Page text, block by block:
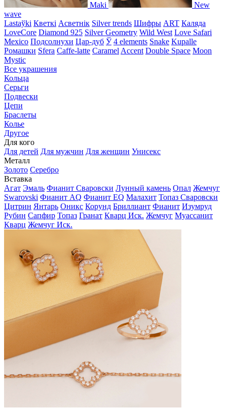
Maki
New
wave
Lastaўki Кветкі Асветнiк Silver trends Шифры ART Каляда
LoveCore Diamond 925 Silver Geometry Wild West Love Safari
Mexico Подсолнухи Цар-дуб Ў 4 elements Snake Kupalle
Ромашки Sfera Caffe-latte Caramel Accent Double Space Moon
Mystic
Все украшения
Кольца
Серьги
Подвески
Цепи
Браслеты
Колье
Другое
Для кого
Для детей Для мужчин Для женщин Унисекс
Металл
Золото Серебро
Вставка
Агат Эмаль Фианит Сваровски Лунный камень Опал Жемчуг
Swarovski Фианит AQ Фианит EQ Малахит Топаз Сваровски
Цитрин Янтарь Оникс Корунд Бриллиант Фианит Изумруд
Рубин Сапфир Топаз Гранат Кварц Иск. Жемчуг Муассанит
Кварц Жемчуг Иск.